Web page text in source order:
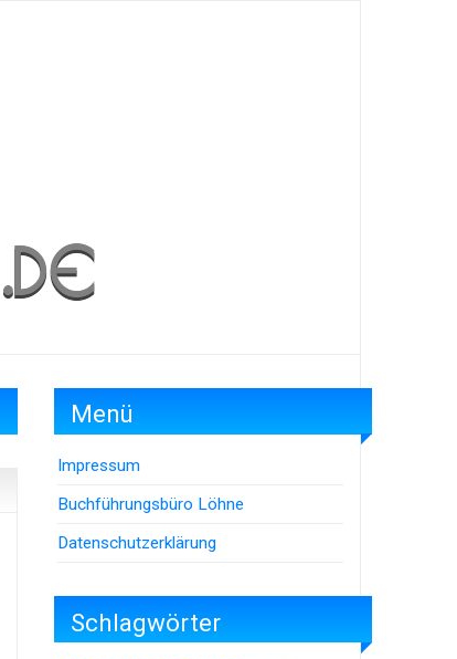
Menü
Impressum
Buchführungsbüro Löhne
Datenschutzerklärung
Schlagwörter